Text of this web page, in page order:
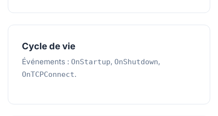
Cycle de vie
Événements : OnStartup, OnShutdown,
OnTCPConnect.